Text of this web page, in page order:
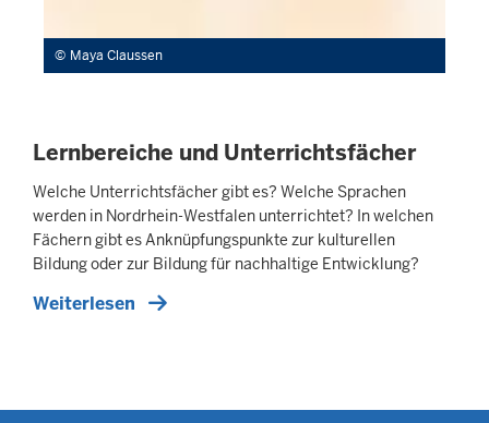
Maya Claussen
Lernbereiche und Unterrichtsfächer
Welche Unterrichtsfächer gibt es? Welche Sprachen
werden in Nordrhein-Westfalen unterrichtet? In welchen
Fächern gibt es An­knüpfungs­punkte zur kulturellen
Bildung oder zur Bildung für nachhaltige Entwicklung?
Weiterlesen